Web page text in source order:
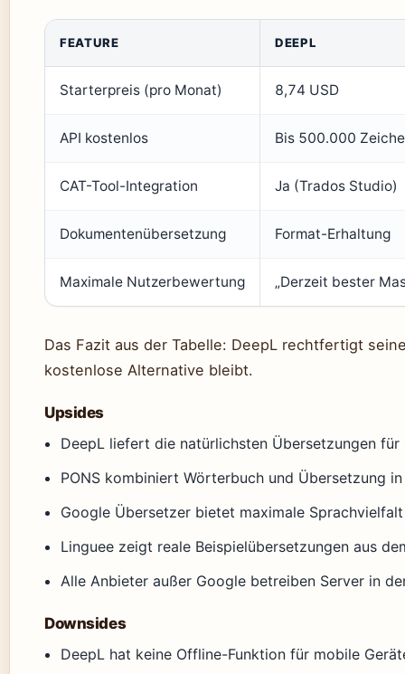
FEATURE DEEPL
Starterpreis (pro Monat) 8,74 USD
API kostenlos Bis 500.000
CAT-Tool-Integration Ja (Trados Studio)
Dokumentenübersetzung Format-Erhaltung
Maximale Nutzerbewertung „Derzeit bester
Das Fazit aus der Tabelle: DeepL rechtfertigt
kostenlose Alternative bleibt.
Upsides
DeepL liefert die natürlichsten Übersetzungen für
PONS kombiniert Wörterbuch und Übersetzung
Google Übersetzer bietet maximale
Linguee zeigt reale Beispielübersetzungen aus
Alle Anbieter außer Google betreiben Server in
Downsides
DeepL hat keine Offline-Funktion für mobile